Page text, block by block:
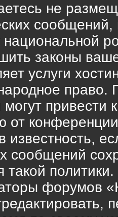
не
национальной
законы
услуги
право.
привести
от
известность,
сообщений
такой
форумов